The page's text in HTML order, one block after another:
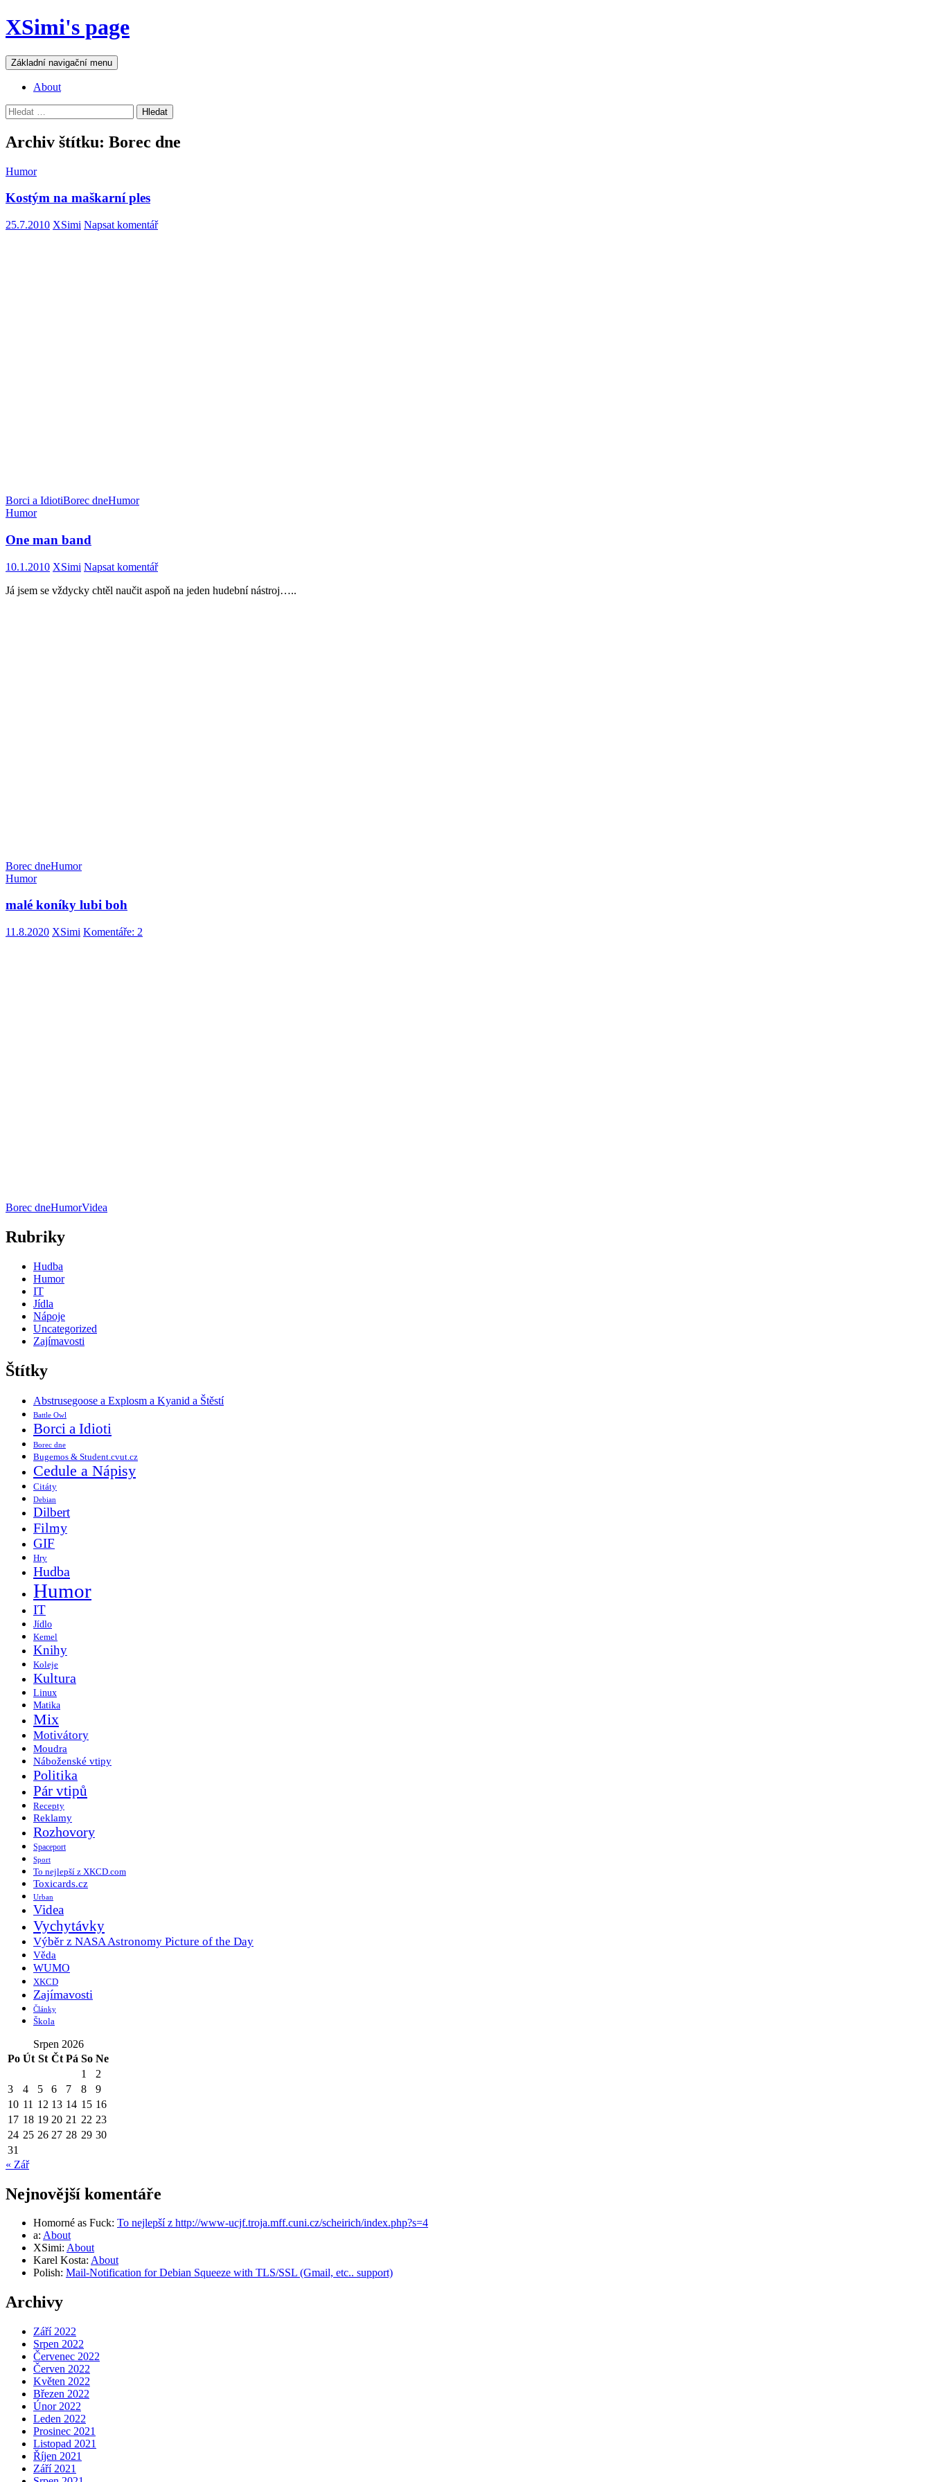
Přejít
k
webu
XSimi's page
Hledat
Základní navigační menu
About
Vyhledávání
Archiv štítku: Borec dne
Humor
Kostým na maškarní ples
25.7.2010 XSimi Napsat komentář
Borci a IdiotiBorec dneHumor
Humor
One man band
10.1.2010 XSimi Napsat komentář
Já jsem se vždycky chtěl naučit aspoň na jeden hudební nástroj…..
Borec dneHumor
Humor
malé koníky lubi boh
11.8.2020 XSimi Komentáře: 2
Borec dneHumorVidea
Rubriky
Hudba
Humor
IT
Jídla
Nápoje
Uncategorized
Zajímavosti
Štítky
Abstrusegoose a Explosm a Kyanid a Štěstí
Battle Owl
Borci a Idioti
Borec dne
Bugemos & Student.cvut.cz
Cedule a Nápisy
Citáty
Debian
Dilbert
Filmy
GIF
Hry
Hudba
Humor
IT
Jídlo
Kemel
Knihy
Koleje
Kultura
Linux
Matika
Mix
Motivátory
Moudra
Náboženské vtipy
Politika
Pár vtipů
Recepty
Reklamy
Rozhovory
Spaceport
Sport
To nejlepší z XKCD.com
Toxicards.cz
Urban
Videa
Vychytávky
Výběr z NASA Astronomy Picture of the Day
Věda
WUMO
XKCD
Zajímavosti
Články
Škola
Srpen 2026
Po Út St Čt Pá So Ne
1
2
3
4 5 6 7 8
9
10 11 12 13 14 15 16
17 18 19 20 21 22 23
24 25 26 27 28 29 30
31
« Zář
Nejnovější komentáře
Homorné as Fuck: To nejlepší z http://www-ucjf.troja.mff.cuni.cz/scheirich/index.php?s=4
a: About
XSimi: About
Karel Kosta: About
Polish: Mail-Notification for Debian Squeeze with TLS/SSL (Gmail, etc.. support)
Archivy
Září 2022
Srpen 2022
Červenec 2022
Červen 2022
Květen 2022
Březen 2022
Únor 2022
Leden 2022
Prosinec 2021
Listopad 2021
Říjen 2021
Září 2021